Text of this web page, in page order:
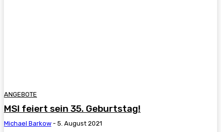
ANGEBOTE
MSI feiert sein 35. Geburtstag!
Michael Barkow - 5. August 2021